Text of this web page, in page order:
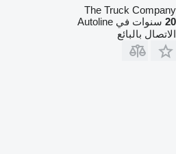
The Truck Company
20 سنوات في Autoline
الاتصال بالبائع